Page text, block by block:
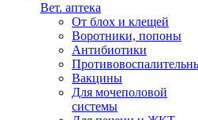
Вет. аптека
От блох и клещей
Воротники, попоны
Антибиотики
Вакцины
Для мочеполовой
системы